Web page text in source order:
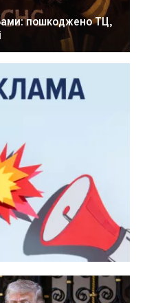
пошкоджено ТЦ,